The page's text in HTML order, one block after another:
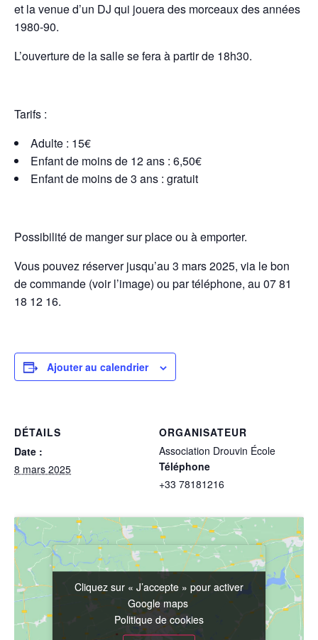
et la venue d’un DJ qui jouera des morceaux des années
1980-90.
L’ouverture de la salle se fera à partir de 18h30.
Tarifs :
Adulte : 15€
Enfant de moins de 12 ans : 6,50€
Enfant de moins de 3 ans : gratuit
Possibilité de manger sur place ou à emporter.
Vous pouvez réserver jusqu’au 3 mars 2025, via le bon
de commande (voir l’image) ou par téléphone, au 07 81
18 12 16.
Ajouter au calendrier
DÉTAILS
Date :
8 mars 2025
ORGANISATEUR
Association Drouvin École
Téléphone
+33 78181216
Cliquez sur « J’accepte » pour activer
Google maps
Politique de cookies
Cliquez sur « J’accepte » pour activer
Google maps
Politique de cookies